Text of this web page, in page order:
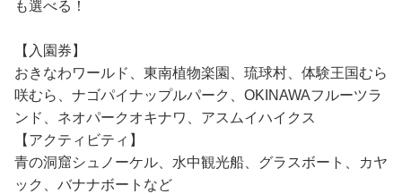
も選べる！
【入園券】
おきなわワールド、東南植物楽園、琉球村、体験王国むら
咲むら、ナゴパイナップルパーク、OKINAWAフルーツラ
ンド、ネオパークオキナワ、アスムイハイクス
【アクティビティ】
青の洞窟シュノーケル、水中観光船、グラスボート、カヤ
ック、バナナボートなど